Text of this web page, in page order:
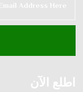
اطلع الآن